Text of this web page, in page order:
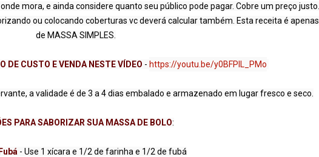
mora, e ainda considere quanto seu público pode pagar. Cobre um preço justo.
ou colocando coberturas vc deverá calcular também. Esta receita é apenas
DE CUSTO E VENDA NESTE VÍDEO - https://youtu.be/y0BFPlL_PMo
PARA SABORIZAR SUA MASSA DE BOLO: